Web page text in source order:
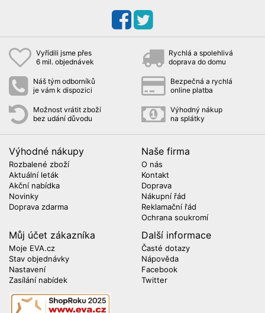
Vyřídili jsme přes
6 mil. objednávek
Rychlá a spolehlivá
doprava do domu
Náš tým odborníků
je vám k dispozici
Bezpečná a rychlá
online platba
Možnost vrátit zboží
bez udání důvodu
Výhodný nákup
na splátky
Výhodné nákupy
Rozbalené zboží
Aktuální leták
Akční nabídka
Novinky
Doprava zdarma
Naše firma
O nás
Kontakt
Doprava
Nákupní řád
Reklamační řád
Ochrana soukromí
Můj účet zákazníka
Moje EVA.cz
Stav objednávky
Nastavení
Zasílání nabídek
Další informace
Časté dotazy
Nápověda
Facebook
Twitter